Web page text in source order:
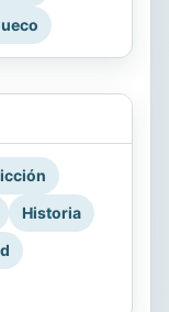
Historia